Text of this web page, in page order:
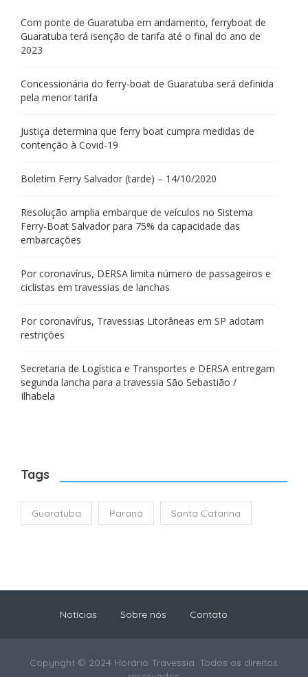
Com ponte de Guaratuba em andamento, ferryboat de
Guaratuba terá isenção de tarifa até o final do ano de
2023
Concessionária do ferry-boat de Guaratuba será definida
pela menor tarifa
Justiça determina que ferry boat cumpra medidas de
contenção à Covid-19
Boletim Ferry Salvador (tarde) – 14/10/2020
Resolução amplia embarque de veículos no Sistema
Ferry-Boat Salvador para 75% da capacidade das
embarcações
Por coronavírus, DERSA limita número de passageiros e
ciclistas em travessias de lanchas
Por coronavírus, Travessias Litorâneas em SP adotam
restrições
Secretaria de Logística e Transportes e DERSA entregam
segunda lancha para a travessia São Sebastião /
Ilhabela
Tags
Guaratuba Paraná Santa Catarina
Notícias Sobre nós Contato
Copyright © 2024 Horário Travessia. Todos os direitos